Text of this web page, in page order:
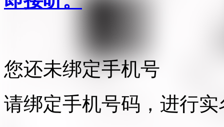
您还未绑定手机号
请绑定手机号码，进行